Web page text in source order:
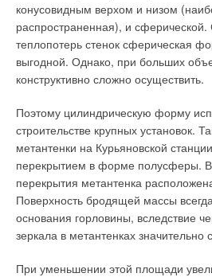
конусовидным верхом и низом
распространенная), и сферической.
теплопотерь стенок сферическая
выгодной. Однако, при больших
конструктивно сложно осуществить.
Поэтому цилиндрическую форму
строительстве крупных установок.
метантенки на Курьяновской
перекрытием в форме полусферы. В
перекрытия метантенка
Поверхность бродящей массы
основания горловины, вследствие
зеркала в метантенках значительно
При уменьшении этой площади